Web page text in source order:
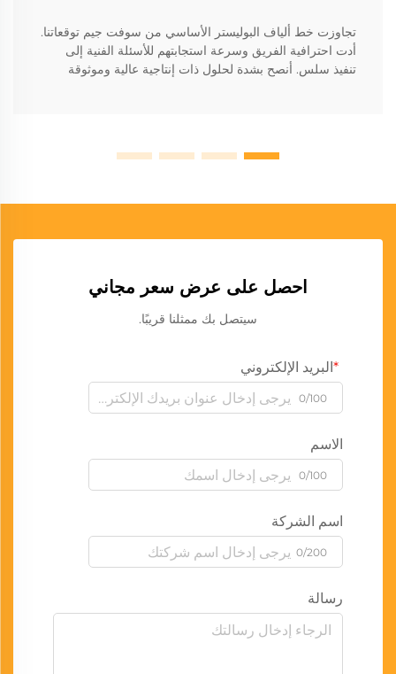
تجاوزت خط ألياف البوليستر الأساسي من سوفت جيم توقعاتنا.
أدت احترافية الفريق وسرعة استجابتهم للأسئلة الفنية إلى
تنفيذ سلس. أنصح بشدة لحلول ذات إنتاجية عالية وموثوقة
احصل على عرض سعر مجاني
سيتصل بك ممثلنا قريبًا.
البريد الإلكتروني
0/100
الاسم
0/100
اسم الشركة
0/200
رسالة